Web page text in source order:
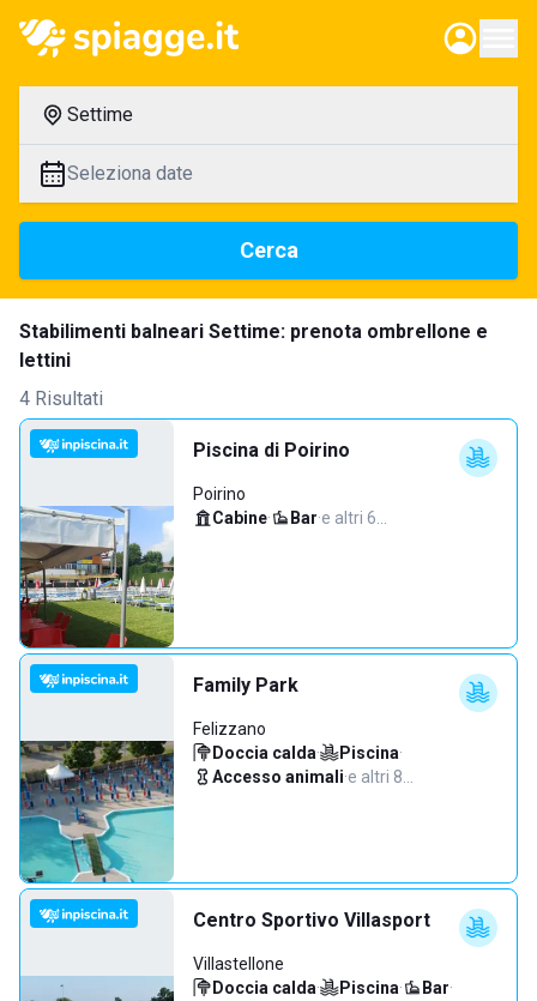
Settime
Seleziona date
Cerca
Stabilimenti balneari Settime: prenota ombrellone e
lettini
4 Risultati
Piscina di Poirino
Poirino
Cabine· Bar·e altri 6…
Family Park
Felizzano
Doccia calda· Piscina·
Accesso animali·e altri 8…
Centro Sportivo Villasport
Villastellone
Doccia calda· Piscina· Bar·